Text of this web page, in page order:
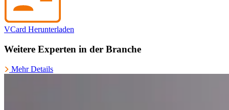
VCard Herunterladen
Weitere Experten in der Branche
Mehr Details